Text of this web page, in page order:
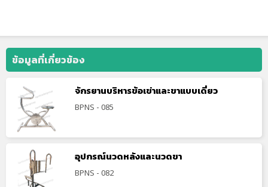
ข้อมูลที่เกี่ยวข้อง
จักรยานบริหารข้อเข่าและขาแบบเดี่ยว
BPNS - 085
อุปกรณ์นวดหลังและนวดขา
BPNS - 082